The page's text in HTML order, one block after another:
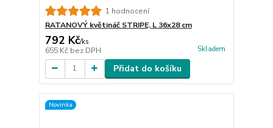
1 hodnocení
RATANOVÝ květináč STRIPE, L 36x28 cm
792 Kč/ks
655 Kč bez DPH Skladem
Přidat do košíku
Novinka